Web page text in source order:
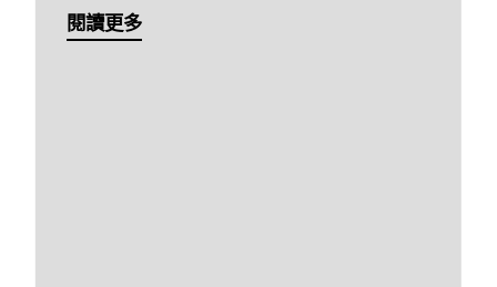
閱讀更多